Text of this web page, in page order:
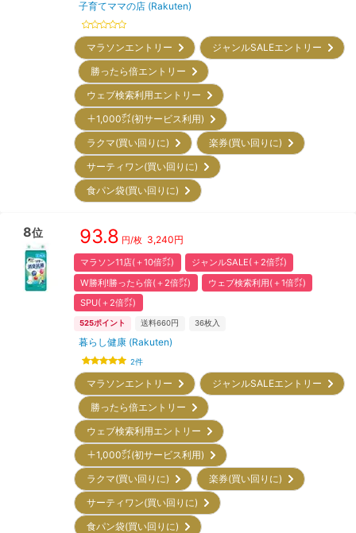
子育てママの店 (Rakuten)
マラソンエントリー
ジャンルSALEエントリー
勝ったら倍エントリー
ウェブ検索利用エントリー
＋1,000㌽(初サービス利用)
ラクマ(買い回りに)
楽券(買い回りに)
サーティワン(買い回りに)
食パン袋(買い回りに)
8位 93.8 円/枚 3,240円
マラソン11店(＋10倍㌽)
ジャンルSALE(＋2倍㌽)
W勝利!勝ったら倍(＋2倍㌽)
ウェブ検索利用(＋1倍㌽)
SPU(＋2倍㌽)
525ポイント 送料660円 36枚入
暮らし健康 (Rakuten)
2件
マラソンエントリー
ジャンルSALEエントリー
勝ったら倍エントリー
ウェブ検索利用エントリー
＋1,000㌽(初サービス利用)
ラクマ(買い回りに)
楽券(買い回りに)
サーティワン(買い回りに)
食パン袋(買い回りに)